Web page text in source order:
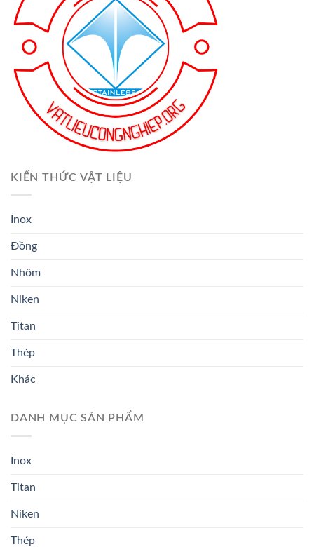
KIẾN THỨC VẬT LIỆU
Inox
Đồng
Nhôm
Niken
Titan
Thép
Khác
DANH MỤC SẢN PHẨM
Inox
Titan
Niken
Thép